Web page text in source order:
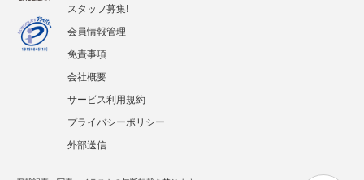
スタッフ募集!
会員情報管理
免責事項
会社概要
サービス利用規約
プライバシーポリシー
外部送信